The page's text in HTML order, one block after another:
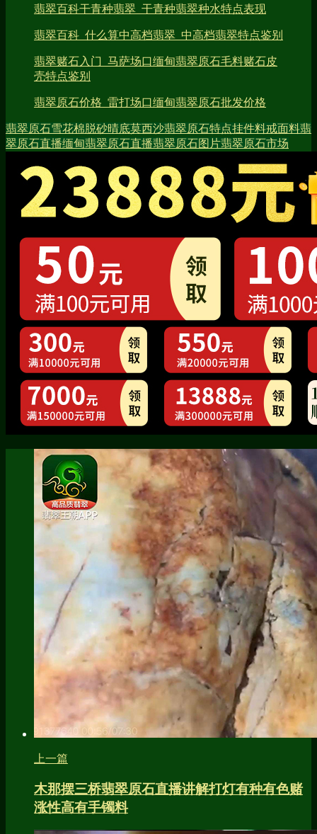
翡翠百科干青种翡翠_干青种翡翠种水特点表现
翡翠百科_什么算中高档翡翠_中高档翡翠特点鉴别
翡翠赌石入门_马萨场口缅甸翡翠原石毛料赌石皮
壳特点鉴别
翡翠原石价格_雷打场口缅甸翡翠原石批发价格
翡翠原石雪花棉脱砂晴底莫西沙翡翠原石特点挂件料戒面料翡
翠原石直播缅甸翡翠原石直播翡翠原石图片翡翠原石市场
上一篇
木那摆三桥翡翠原石直播讲解打灯有种有色赌
涨性高有手镯料